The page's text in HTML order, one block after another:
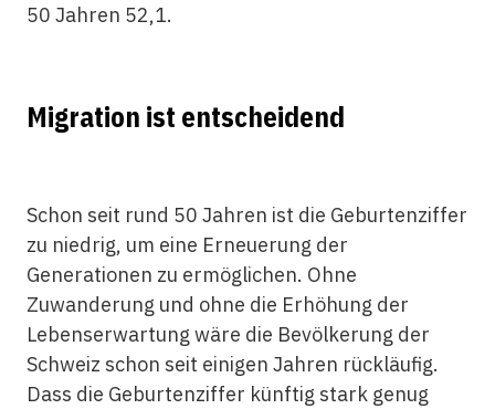
50 Jahren 52,1.
Migration ist entscheidend
Schon seit rund 50 Jahren ist die Geburtenziffer
zu niedrig, um eine Erneuerung der
Generationen zu ermöglichen. Ohne
Zuwanderung und ohne die Erhöhung der
Lebenserwartung wäre die Bevölkerung der
Schweiz schon seit einigen Jahren rückläufig.
Dass die Geburtenziffer künftig stark genug